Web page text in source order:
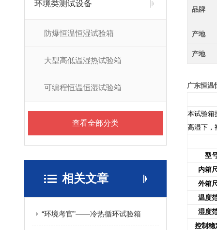
环境类测试设备
防爆恒温恒湿试验箱
大型高低温湿热试验箱
可编程恒温恒湿试验箱
查看全部分类
相关文章
“环境考官”——冷热循环试验箱
品牌
产地
产地
广东恒温
本试验箱
高湿下，
型
内箱
外箱
温度
湿度
控制稳